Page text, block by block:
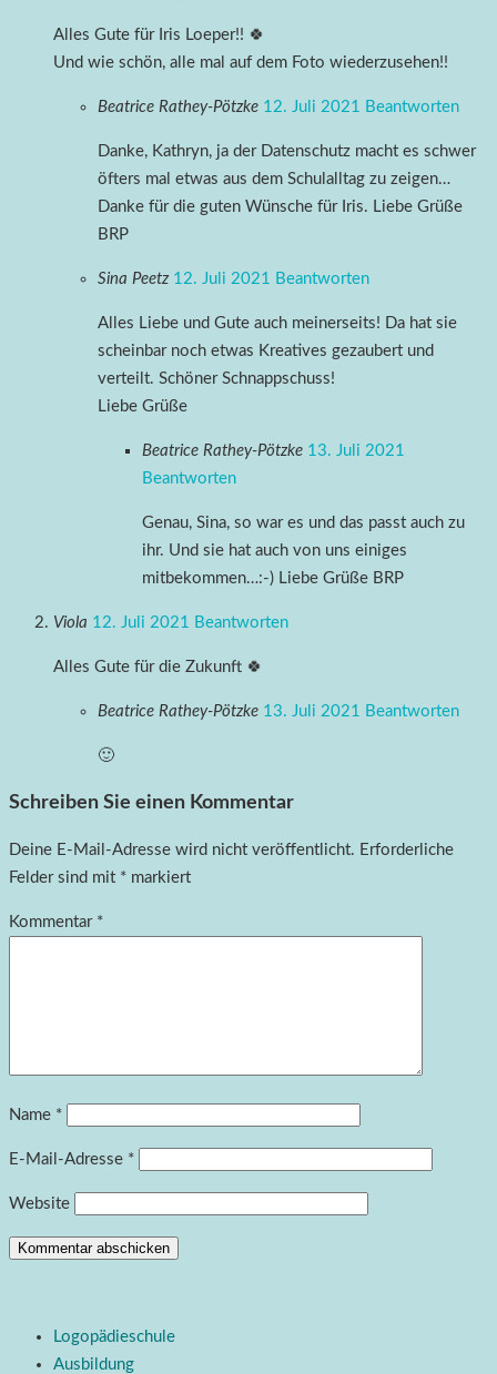
Alles Gute für Iris Loeper!! 🍀
Und wie schön, alle mal auf dem Foto wiederzusehen!!
Beatrice Rathey-Pötzke 12. Juli 2021 Beantworten
Danke, Kathryn, ja der Datenschutz macht es schwer
öfters mal etwas aus dem Schulalltag zu zeigen…
Danke für die guten Wünsche für Iris. Liebe Grüße
BRP
Sina Peetz 12. Juli 2021 Beantworten
Alles Liebe und Gute auch meinerseits! Da hat sie
scheinbar noch etwas Kreatives gezaubert und
verteilt. Schöner Schnappschuss!
Liebe Grüße
Beatrice Rathey-Pötzke 13. Juli 2021
Beantworten
Genau, Sina, so war es und das passt auch zu
ihr. Und sie hat auch von uns einiges
mitbekommen…:-) Liebe Grüße BRP
Viola 12. Juli 2021 Beantworten
Alles Gute für die Zukunft 🍀
Beatrice Rathey-Pötzke 13. Juli 2021 Beantworten
🙂
Schreiben Sie einen Kommentar
Deine E-Mail-Adresse wird nicht veröffentlicht. Erforderliche
Felder sind mit * markiert
Kommentar *
Name *
E-Mail-Adresse *
Website
Logopädieschule
Ausbildung